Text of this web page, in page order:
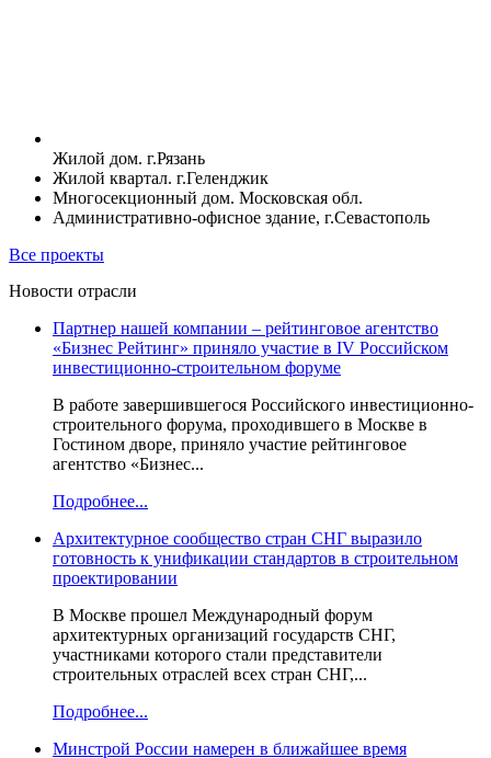
Жилой дом. г.Рязань
Жилой квартал. г.Геленджик
Многосекционный дом. Московская обл.
Административно-офисное здание, г.Севастополь
Все проекты
Новости отрасли
Партнер нашей компании – рейтинговое агентство
«Бизнес Рейтинг» приняло участие в IV Российском
инвестиционно-строительном форуме
В работе завершившегося Российского инвестиционно-
строительного форума, проходившего в Москве в
Гостином дворе, приняло участие рейтинговое
агентство «Бизнес...
Подробнее...
Архитектурное сообщество стран СНГ выразило
готовность к унификации стандартов в строительном
проектировании
В Москве прошел Международный форум
архитектурных организаций государств СНГ,
участниками которого стали представители
строительных отраслей всех стран СНГ,...
Подробнее...
Минстрой России намерен в ближайшее время